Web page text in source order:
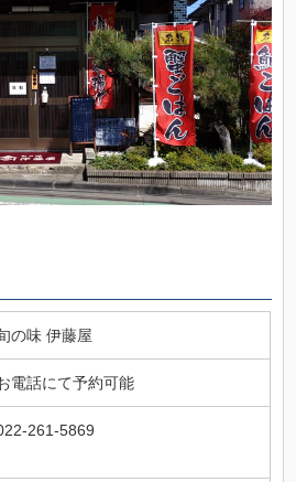
の味 伊藤屋
電話にて予約可能
261-5869